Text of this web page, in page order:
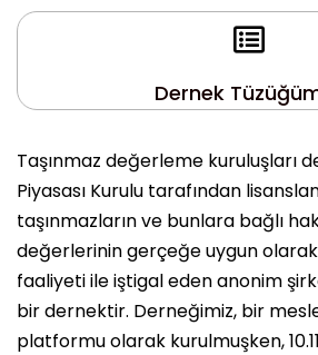
Dernek
Taşınmaz değerleme kuruluşları
Piyasası Kurulu tarafından
taşınmazların ve bunlara bağlı
değerlerinin gerçeğe uygun
faaliyeti ile iştigal eden anonim
bir dernektir. Derneğimiz, bir
platformu olarak kurulmuşken,